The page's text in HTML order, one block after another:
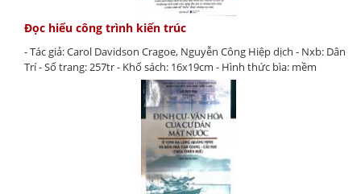
Đọc hiểu công trình kiến trúc
- Tác giả: Carol Davidson Cragoe, Nguyễn Công Hiệp dịch - Nxb: Dân
Trí - Số trang: 257tr - Khổ sách: 16x19cm - Hình thức bìa: mềm